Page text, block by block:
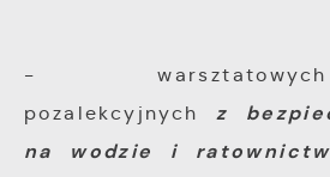
- warsztatowych
pozalekcyjnych z
na wodzie i